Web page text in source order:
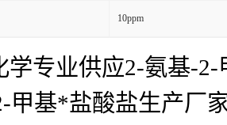
10ppm
学专业供应2-氨基-
甲基*盐酸盐生产厂